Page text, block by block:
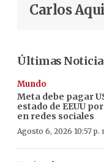
Carlos
Últimas
Mundo
Meta debe pagar
estado de EEUU
en redes sociales
Agosto 6, 2026 10:57 p.